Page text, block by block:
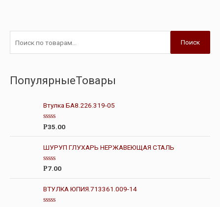
Поиск
ПопулярныеТовары
Втулка БА8.226.319-05
О
е
н
к
а
и
з
Р35.00
ШУРУП ГЛУХАРЬ НЕРЖАВЕЮЩАЯ СТАЛЬ
О
е
н
к
а
Р7.00
ВТУЛКА ЮПИЯ.713361.009-14